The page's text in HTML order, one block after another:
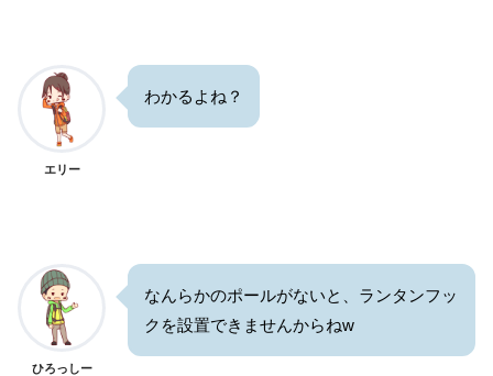
エリー
わかるよね？
ひろっしー
なんらかのポールがないと、ランタンフッ
クを設置できませんからねw